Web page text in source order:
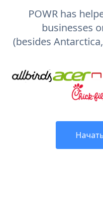
POWR has
businesses
(besides